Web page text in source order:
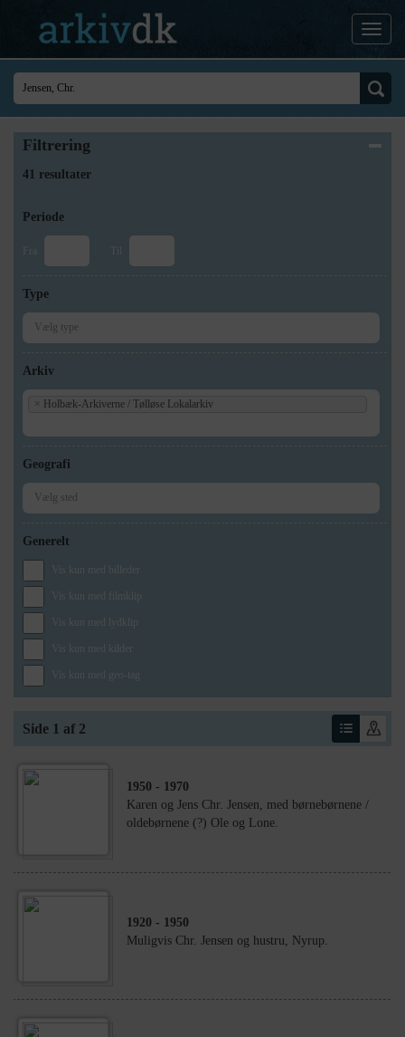
Filtrering
41 resultater
Periode
Fra Til
Type
Arkiv
× Holbæk-Arkiverne / Tølløse Lokalarkiv
Geografi
Generelt
Vis kun med billeder
Vis kun med filmklip
Vis kun med lydklip
Vis kun med kilder
Vis kun med geo-tag
Side 1 af 2
1950 - 1970
Karen og Jens Chr. Jensen, med børnebørnene /
oldebørnene (?) Ole og Lone.
1920 - 1950
Muligvis Chr. Jensen og hustru, Nyrup.